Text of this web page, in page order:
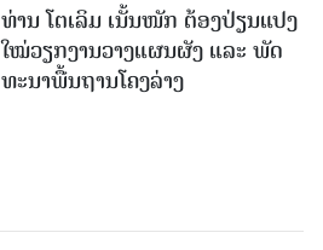
ທ່ານ ໂຕ​ເລິມ ເນັ້ນໜັກ ຕ້ອງ​ປ່ຽນ​ແປງ​
ໃໝ່​ວຽກ​ງານ​ວາງ​ແຜນ​ຜັງ ແລະ ​ພັດ​
ທະ​ນາ​ພື້ນ​ຖານ​ໂຄງ​ລ່າງ